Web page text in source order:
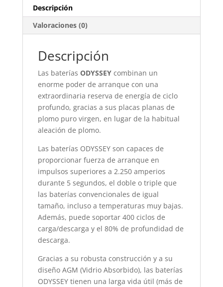
Descripción
Valoraciones (0)
Descripción
Las baterías ODYSSEYcombinan un
enorme poder de arranque con una
extraordinaria reserva de energía de ciclo
profundo, gracias a sus placas planas de
plomo puro virgen, en lugar de la habitual
aleación de plomo.
Las baterías ODYSSEY son capaces de
proporcionar fuerza de arranque en
impulsos superiores a 2.250 amperios
durante 5 segundos, el doble o triple que
las baterías convencionales de igual
tamaño, incluso a temperaturas muy bajas.
Además, puede soportar 400 ciclos de
carga/descarga y el 80% de profundidad de
descarga.
Gracias a su robusta construcción y a su
diseño AGM (Vidrio Absorbido), las baterías
ODYSSEY tienen una larga vida útil (más de